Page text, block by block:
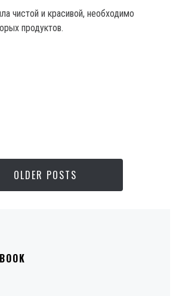
чистой и красивой, необходимо
продуктов.
OLDER POSTS